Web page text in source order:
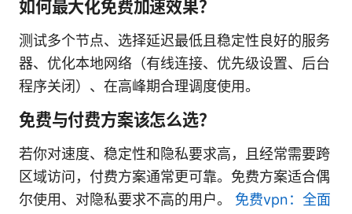
如何最大化免费加速效果？
测试多个节点、选择延迟最低且稳定性良好的服务
器、优化本地网络（有线连接、优先级设置、后台
程序关闭）、在高峰期合理调度使用。
免费与付费方案该怎么选？
若你对速度、稳定性和隐私要求高，且经常需要跨
区域访问，付费方案通常更可靠。免费方案适合偶
尔使用、对隐私要求不高的用户。 免费vpn：全面